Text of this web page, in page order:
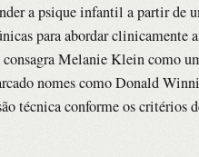
a psique infantil a partir de
para abordar clinicamente
Melanie Klein como
nomes como Donald
técnica conforme os critérios